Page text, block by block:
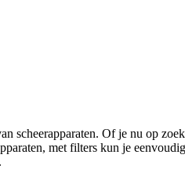
scheerapparaten. Of je nu op
met filters kun je